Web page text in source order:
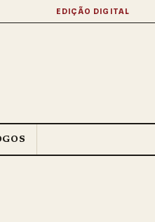
EDIÇÃO DIGITAL